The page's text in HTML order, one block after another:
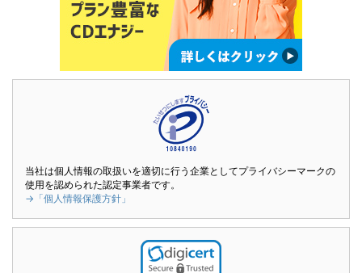
当社は個人情報の取扱いを適切に行う企業としてプライバシーマークの
使用を認められた認定事業者です。
→「個人情報保護方針」